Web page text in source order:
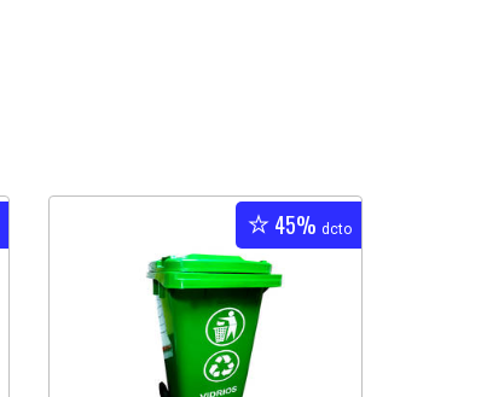
45% dcto